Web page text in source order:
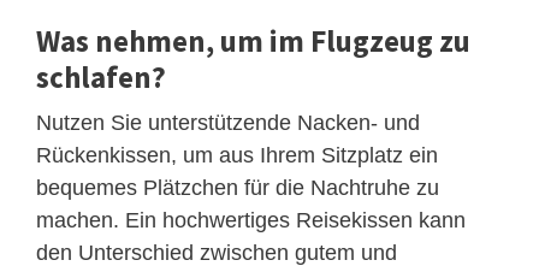
Was nehmen, um im Flugzeug zu
schlafen?
Nutzen Sie unterstützende Nacken- und
Rückenkissen, um aus Ihrem Sitzplatz ein
bequemes Plätzchen für die Nachtruhe zu
machen. Ein hochwertiges Reisekissen kann
den Unterschied zwischen gutem und